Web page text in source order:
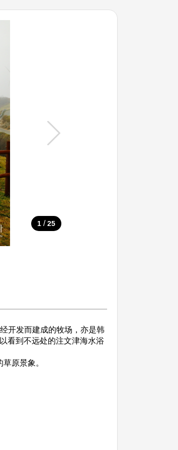
1 / 25
开发而建成的牧场，亦是韩
看到不远处的注文津海水浴
原景象。